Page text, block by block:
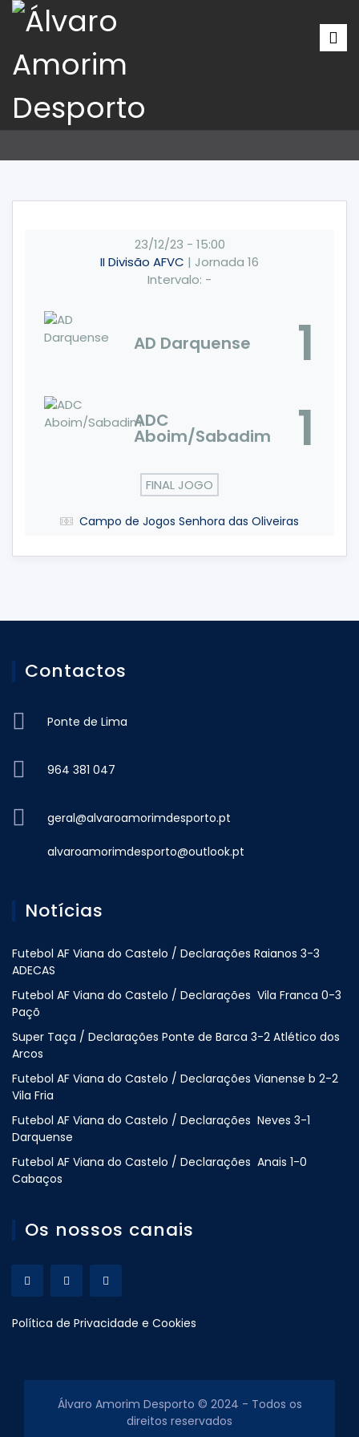
23/12/23 - 15:00
II Divisão AFVC | Jornada 16
Intervalo: -
AD Darquense 1
ADC
Aboim/Sabadim 1
FINAL JOGO
Campo de Jogos Senhora das Oliveiras
Contactos
Ponte de Lima
964 381 047
geral@alvaroamorimdesporto.pt
alvaroamorimdesporto@outlook.pt
Notícias
Futebol AF Viana do Castelo / Declarações Raianos 3-3
ADECAS
Futebol AF Viana do Castelo / Declarações Vila Franca 0-3
Paçõ
Super Taça / Declarações Ponte de Barca 3-2 Atlético dos
Arcos
Futebol AF Viana do Castelo / Declarações Vianense b 2-2
Vila Fria
Futebol AF Viana do Castelo / Declarações Neves 3-1
Darquense
Futebol AF Viana do Castelo / Declarações Anais 1-0
Cabaços
Os nossos canais
Política de Privacidade e Cookies
Álvaro Amorim Desporto © 2024 - Todos os
direitos reservados